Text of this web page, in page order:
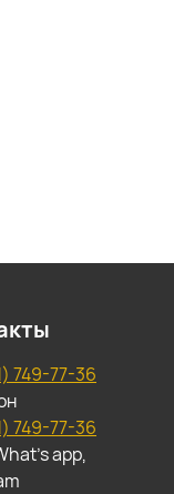
749-77-36
749-77-36
app,